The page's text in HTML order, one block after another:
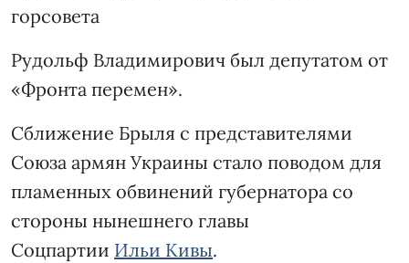
горсовета
Рудольф Владимирович был депутатом от
«Фронта перемен».
Сближение Брыля с представителями
Союза армян Украины стало поводом для
пламенных обвинений губернатора со
стороны нынешнего главы
Соцпартии Ильи Кивы.